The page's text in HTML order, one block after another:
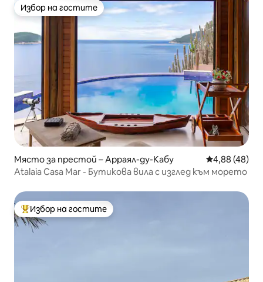
Избор на гостите
Избор на гостите
Място за престой – Арраял-ду-Кабу Средна
4,88 (48)
Atalaia Casa Mar - Бутикова вила с изглед към морето
Най-популярен избор на гостите
Избор на гостите